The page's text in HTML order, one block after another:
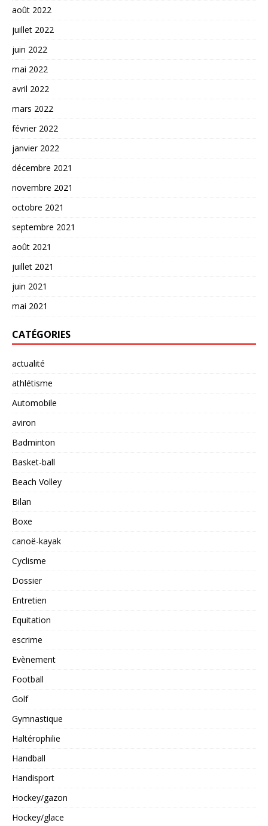
août 2022
juillet 2022
juin 2022
mai 2022
avril 2022
mars 2022
février 2022
janvier 2022
décembre 2021
novembre 2021
octobre 2021
septembre 2021
août 2021
juillet 2021
juin 2021
mai 2021
CATÉGORIES
actualité
athlétisme
Automobile
aviron
Badminton
Basket-ball
Beach Volley
Bilan
Boxe
canoë-kayak
Cyclisme
Dossier
Entretien
Equitation
escrime
Evènement
Football
Golf
Gymnastique
Haltérophilie
Handball
Handisport
Hockey/gazon
Hockey/glace